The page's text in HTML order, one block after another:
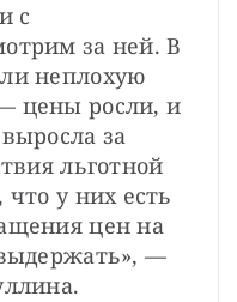
с
за ней. В
неплохую
цены росли, и
за
льготной
у них есть
цен на